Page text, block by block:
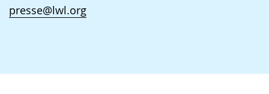
presse@lwl.org